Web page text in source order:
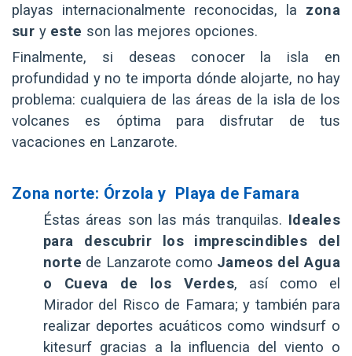
playas internacionalmente reconocidas, la zona
sur y este son las mejores opciones.
Finalmente, si deseas conocer la isla en
profundidad y no te importa dónde alojarte, no hay
problema: cualquiera de las áreas de la isla de los
volcanes es óptima para disfrutar de tus
vacaciones en Lanzarote.
Zona norte: Órzola y Playa de Famara
Éstas áreas son las más tranquilas. Ideales
para descubrir los imprescindibles del
norte de Lanzarote como Jameos del Agua
o Cueva de los Verdes, así como el
Mirador del Risco de Famara; y también para
realizar deportes acuáticos como windsurf o
kitesurf gracias a la influencia del viento o